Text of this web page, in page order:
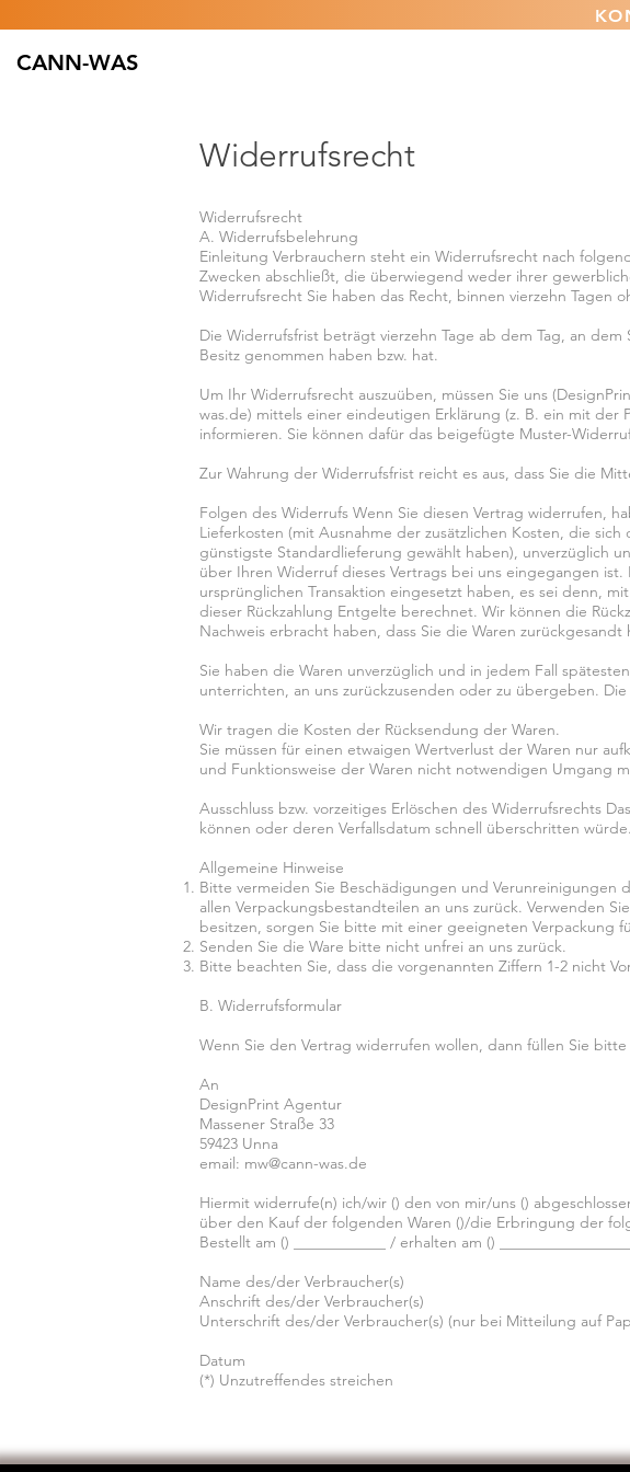
CANN-WAS
Widerrufsrecht
Widerrufsrecht
A. Widerrufsbelehrung
Einleitung Verbrauchern steht ein Widerrufsrecht nach
Zwecken abschließt, die überwiegend weder ihrer
Widerrufsrecht Sie haben das Recht, binnen vierzehn Tagen
Die Widerrufsfrist beträgt vierzehn Tage ab dem Tag, an
Besitz genommen haben bzw. hat.
Um Ihr Widerrufsrecht auszuüben, müssen Sie uns
was.de) mittels einer eindeutigen Erklärung (z. B. ein mit der
informieren. Sie können dafür das beigefügte Muster-
Zur Wahrung der Widerrufsfrist reicht es aus, dass Sie die
Folgen des Widerrufs Wenn Sie diesen Vertrag widerrufen,
Lieferkosten (mit Ausnahme der zusätzlichen Kosten, die
günstigste Standardlieferung gewählt haben), unverzüglich
über Ihren Widerruf dieses Vertrags bei uns eingegangen
ursprünglichen Transaktion eingesetzt haben, es sei denn,
dieser Rückzahlung Entgelte berechnet. Wir können die
Nachweis erbracht haben, dass Sie die Waren
Sie haben die Waren unverzüglich und in jedem Fall
unterrichten, an uns zurückzusenden oder zu übergeben.
Wir tragen die Kosten der Rücksendung der Waren.
Sie müssen für einen etwaigen Wertverlust der Waren nur
und Funktionsweise der Waren nicht notwendigen Umgang
Ausschluss bzw. vorzeitiges Erlöschen des Widerrufsrechts
können oder deren Verfallsdatum schnell überschritten würde.
Allgemeine Hinweise
Bitte vermeiden Sie Beschädigungen und
allen Verpackungsbestandteilen an uns zurück. Verwenden
besitzen, sorgen Sie bitte mit einer geeigneten Verpackung
Senden Sie die Ware bitte nicht unfrei an uns zurück.
Bitte beachten Sie, dass die vorgenannten Ziffern 1-2 nicht
B. Widerrufsformular
Wenn Sie den Vertrag widerrufen wollen, dann füllen Sie
An
DesignPrint Agentur
Massener Straße 33
59423 Unna
email: mw@cann-was.de
Hiermit widerrufe(n) ich/wir () den von mir/uns ()
über den Kauf der folgenden Waren ()/die Erbringung der
Bestellt am () ____________ / erhalten am () __________________
Name des/der Verbraucher(s)
Anschrift des/der Verbraucher(s)
Unterschrift des/der Verbraucher(s) (nur bei Mitteilung auf
Datum
(*) Unzutreffendes streichen